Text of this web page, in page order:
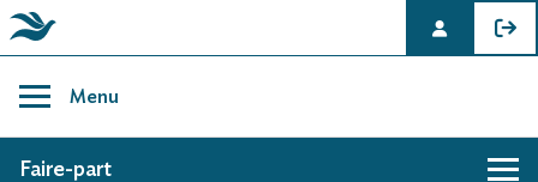
content
Menu
AVIS DE DÉCÈS DE GÉRARD SAUSSE
Faire-part